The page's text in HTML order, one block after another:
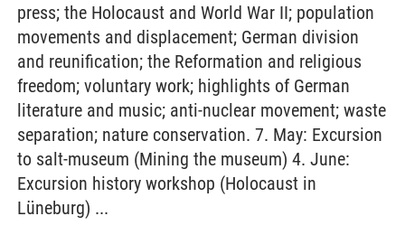
press; the Holocaust and World War II; population
movements and displacement; German division
and reunification; the Reformation and religious
freedom; voluntary work; highlights of German
literature and music; anti-nuclear movement; waste
separation; nature conservation. 7. May: Excursion
to salt-museum (Mining the museum) 4. June:
Excursion history workshop (Holocaust in
Lüneburg) ...